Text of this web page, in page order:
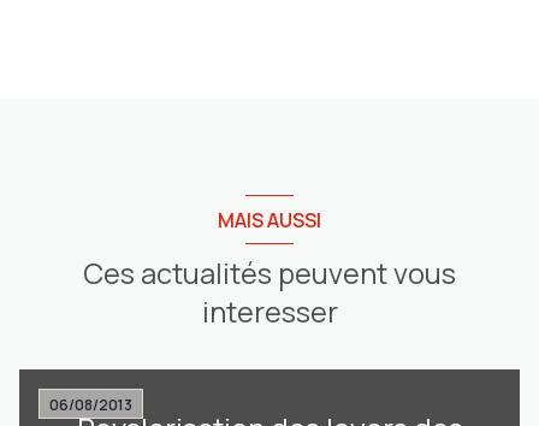
MAIS AUSSI
Ces actualités peuvent vous
interesser
06/08/2013